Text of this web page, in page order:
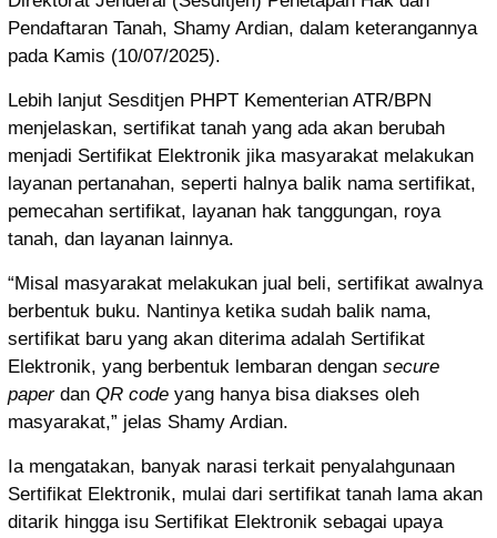
Pendaftaran Tanah, Shamy Ardian, dalam keterangannya
pada Kamis (10/07/2025).
Lebih lanjut Sesditjen PHPT Kementerian ATR/BPN
menjelaskan, sertifikat tanah yang ada akan berubah
menjadi Sertifikat Elektronik jika masyarakat melakukan
layanan pertanahan, seperti halnya balik nama sertifikat,
pemecahan sertifikat, layanan hak tanggungan, roya
tanah, dan layanan lainnya.
“Misal masyarakat melakukan jual beli, sertifikat awalnya
berbentuk buku. Nantinya ketika sudah balik nama,
sertifikat baru yang akan diterima adalah Sertifikat
Elektronik, yang berbentuk lembaran dengan secure
paperdan QR code yang hanya bisa diakses oleh
masyarakat,” jelas Shamy Ardian.
Ia mengatakan, banyak narasi terkait penyalahgunaan
Sertifikat Elektronik, mulai dari sertifikat tanah lama akan
ditarik hingga isu Sertifikat Elektronik sebagai upaya